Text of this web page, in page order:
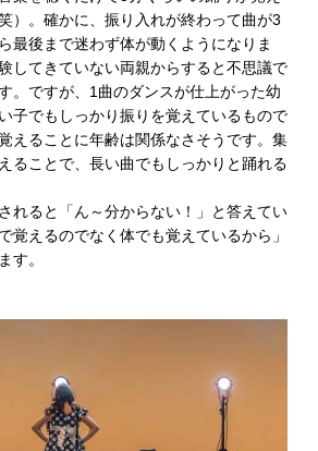
）。確かに、振り入れが終わって曲が3
最後まで迷わず体が動くようになりま
してきていない両親からすると不思議で
。ですが、1曲のダンスが仕上がった幼
子でもしっかり振りを覚えているもので
えることに年齢は関係なさそうです。集
ることで、長い曲でもしっかりと踊れる
れると「ん～分からない！」と答えてい
覚えるのでなく体でも覚えているから」
す。